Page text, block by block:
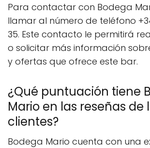
Para contactar con Bodega
llamar al número de teléfono
35. Este contacto le permitirá
o solicitar más información
y ofertas que ofrece este bar.
¿Qué puntuación tiene
Mario en las reseñas de
clientes?
Bodega Mario cuenta con una